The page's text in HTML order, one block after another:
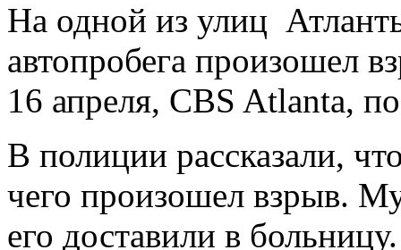
На одной из улиц
автопробега произошел
16 апреля, CBS Atlanta,
В полиции рассказали,
чего произошел взрыв.
его доставили в больницу.